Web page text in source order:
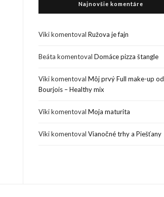
Najnovšie komentáre
VikikomentovalRužova je fajn
Beáta komentovalDomáce pizza štangle
VikikomentovalMôj prvý Full make-up od
Bourjois – Healthy mix
VikikomentovalMoja maturita
VikikomentovalVianočné trhy a Piešťany